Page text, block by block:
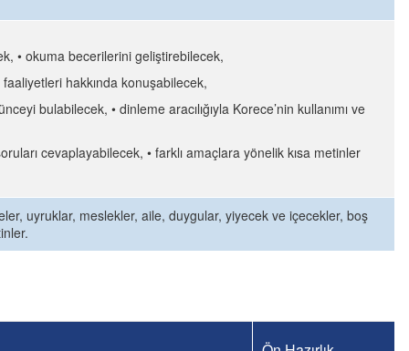
• okuma becerilerini geliştirebilecek,
hakkında konuşabilecek,
bulabilecek, • dinleme aracılığıyla Korece’nin kullanımı ve
cevaplayabilecek, • farklı amaçlara yönelik kısa metinler
uyruklar, meslekler, aile, duygular, yiyecek ve içecekler, boş